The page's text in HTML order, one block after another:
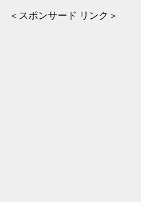
＜スポンサード リンク＞